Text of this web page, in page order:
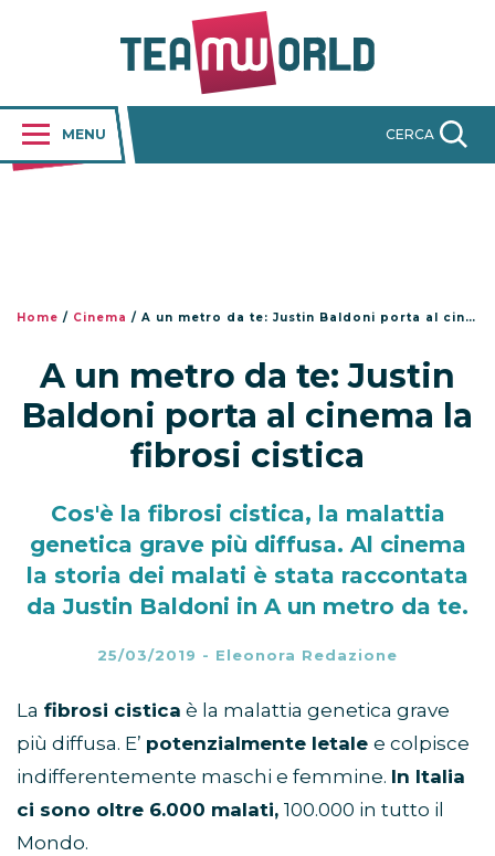
MENU CERCA
Home / Cinema / A un metro da te: Justin Baldoni porta al cinema la fibrosi cistica
A un metro da te: Justin
Baldoni porta al cinema la
fibrosi cistica
Cos'è la fibrosi cistica, la malattia
genetica grave più diffusa. Al cinema
la storia dei malati è stata raccontata
da Justin Baldoni in A un metro da te.
25/03/2019 - Eleonora Redazione
La fibrosi cistica è la malattia genetica grave
più diffusa. E’ potenzialmente letale e colpisce
indifferentemente maschi e femmine. In Italia
ci sono oltre 6.000 malati, 100.000 in tutto il
Mondo.